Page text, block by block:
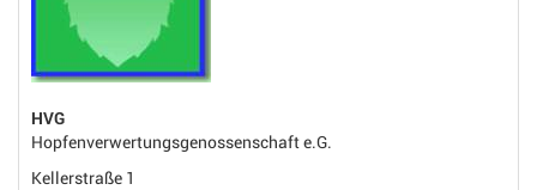
HVG
Hopfenverwertungsgenossenschaft e.G.
Kellerstraße 1